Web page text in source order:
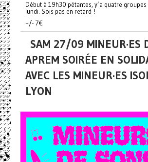
Début à 19h30 pétantes, y’a quatre groupes
lundi. Sois pas en retard !
+/- 7€
SAM 27/09 MINEUR·ES
APREM SOIRÉE EN
AVEC LES MINEUR·ES
LYON